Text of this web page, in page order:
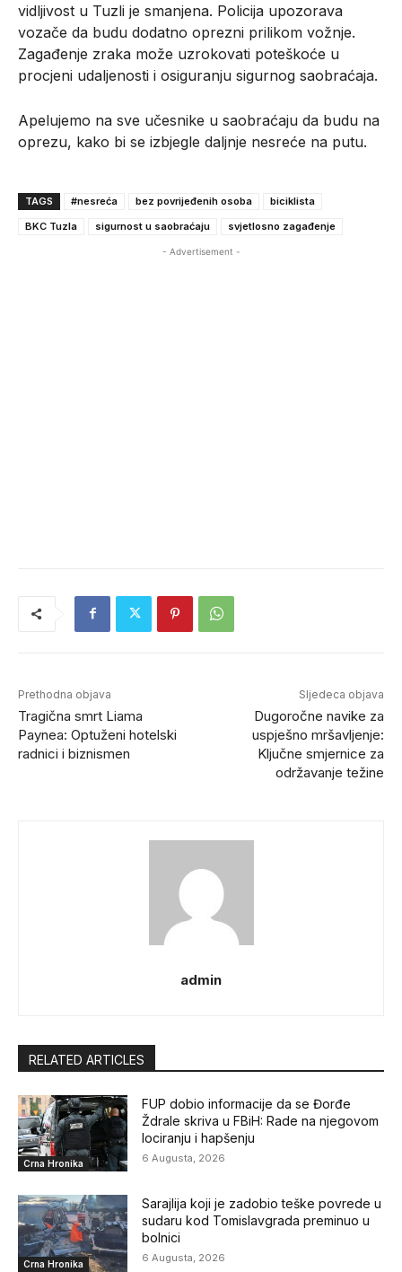
vidljivost u Tuzli je smanjena. Policija upozorava
vozače da budu dodatno oprezni prilikom vožnje.
Zagađenje zraka može uzrokovati poteškoće u
procjeni udaljenosti i osiguranju sigurnog saobraćaja.
Apelujemo na sve učesnike u saobraćaju da budu na
oprezu, kako bi se izbjegle daljnje nesreće na putu.
TAGS #nesreća bez povrijeđenih osoba
biciklista
BKC Tuzla
sigurnost u saobraćaju svjetlosno zagađenje
- Advertisement -
Prethodna objava
Tragična smrt Liama
Paynea: Optuženi hotelski
radnici i biznismen
Sljedeca objava
Dugoročne navike za
uspješno mršavljenje:
Ključne smjernice za
održavanje težine
admin
RELATED ARTICLES
Crna Hronika
FUP dobio informacije da se Đorđe
Ždrale skriva u FBiH: Rade na njegovom
lociranju i hapšenju
6 Augusta, 2026
Crna Hronika
Sarajlija koji je zadobio teške povrede u
sudaru kod Tomislavgrada preminuo u
bolnici
6 Augusta, 2026